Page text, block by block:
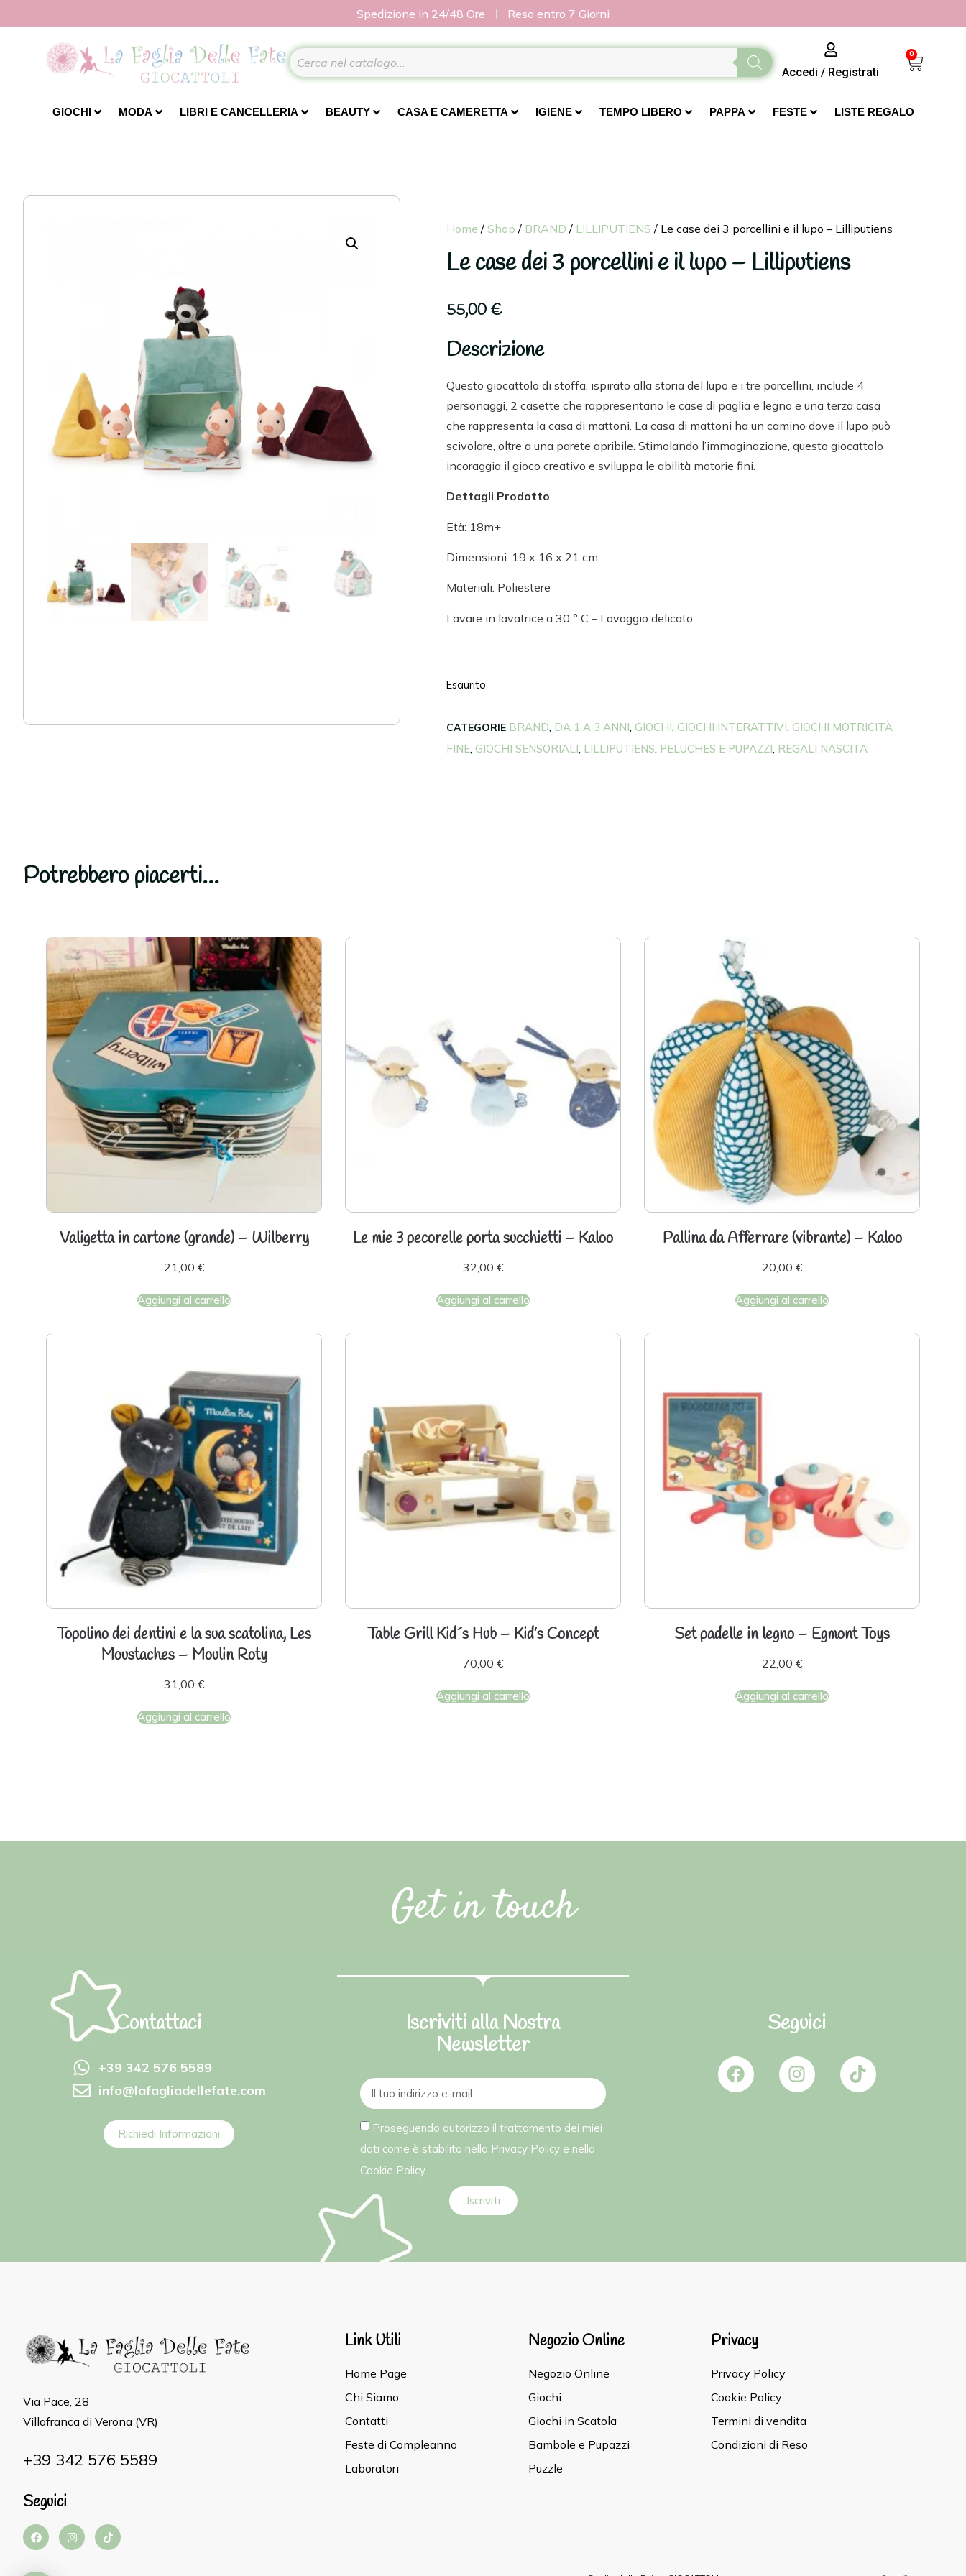
Spedizione in 24/48 Ore Reso entro 7 Giorni
Accedi / Registrati
0
GIOCHI MODA LIBRI E CANCELLERIA BEAUTY CASA E CAMERETTA IGIENE TEMPO LIBERO PAPPA FESTE LISTE REGALO
Home / Shop / BRAND / LILLIPUTIENS / Le case dei 3 porcellini e il lupo – Lilliputiens
Le case dei 3 porcellini e il lupo – Lilliputiens
55,00 €
Descrizione
Questo giocattolo di stoffa, ispirato alla storia del lupo e i tre porcellini, include 4
personaggi, 2 casette che rappresentano le case di paglia e legno e una terza casa
che rappresenta la casa di mattoni. La casa di mattoni ha un camino dove il lupo può
scivolare, oltre a una parete apribile. Stimolando l’immaginazione, questo giocattolo
incoraggia il gioco creativo e sviluppa le abilità motorie fini.
Dettagli Prodotto
Età: 18m+
Dimensioni: 19 x 16 x 21 cm
Materiali: Poliestere
Lavare in lavatrice a 30 ° C – Lavaggio delicato
Esaurito
CATEGORIE BRAND, DA 1 A 3 ANNI, GIOCHI, GIOCHI INTERATTIVI, GIOCHI MOTRICITÀ
FINE, GIOCHI SENSORIALI, LILLIPUTIENS, PELUCHES E PUPAZZI, REGALI NASCITA
Potrebbero piacerti...
Valigetta in cartone (grande) – Wilberry
21,00 €
Aggiungi al carrello
Le mie 3 pecorelle porta succhietti – Kaloo
32,00 €
Aggiungi al carrello
Pallina da Afferrare (vibrante) – Kaloo
20,00 €
Aggiungi al carrello
Topolino dei dentini e la sua scatolina, Les
Moustaches – Moulin Roty
31,00 €
Aggiungi al carrello
Table Grill Kid´s Hub – Kid’s Concept
70,00 €
Aggiungi al carrello
Set padelle in legno – Egmont Toys
22,00 €
Aggiungi al carrello
Get in touch
Contattaci
+39 342 576 5589
info@lafagliadellefate.com
Richiedi Informazioni
Iscriviti alla Nostra
Newsletter
Proseguendo autorizzo il trattamento dei miei
dati come è stabilito nella Privacy Policye nella
Cookie Policy
Iscriviti
Seguici
Via Pace, 28
Villafranca di Verona (VR)
+39 342 576 5589
Seguici
Link Utili
Home Page
Chi Siamo
Contatti
Feste di Compleanno
Laboratori
Negozio Online
Negozio Online
Giochi
Giochi in Scatola
Bambole e Pupazzi
Puzzle
Privacy
Privacy Policy
Cookie Policy
Termini di vendita
Condizioni di Reso